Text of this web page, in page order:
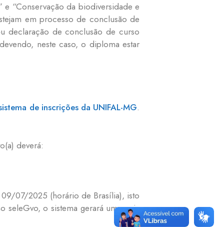
e “Conservação da biodiversidade e
em processo de conclusão de
declaração de conclusão de curso
neste caso, o diploma estar
de inscrições da UNIFAL-MG.
deverá:
07/2025 (horário de Brasília), isto
seleGvo, o sistema gerará uma guia